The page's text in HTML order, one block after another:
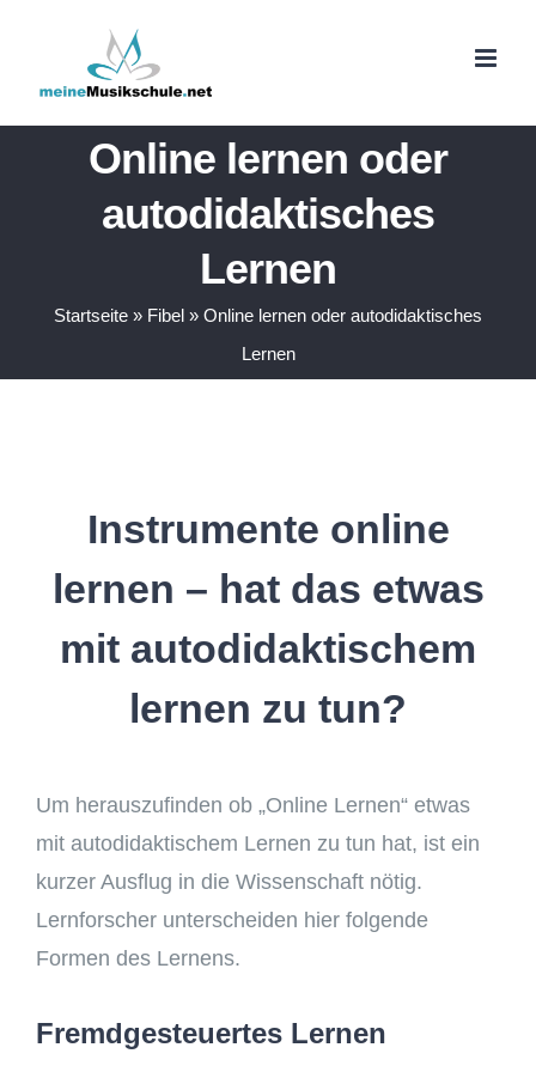
springen
Online lernen oder
autodidaktisches
Lernen
Startseite » Fibel » Online lernen oder autodidaktisches
Lernen
Instrumente online
lernen – hat das etwas
mit autodidaktischem
lernen zu tun?
Um herauszufinden ob „Online Lernen“ etwas
mit autodidaktischem Lernen zu tun hat, ist ein
kurzer Ausflug in die Wissenschaft nötig.
Lernforscher unterscheiden hier folgende
Formen des Lernens.
Fremdgesteuertes Lernen